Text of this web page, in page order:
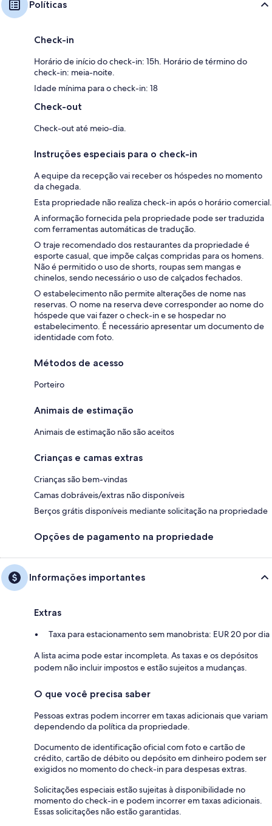
Políticas
Check-in
Horário de início do check-in: 15h. Horário de término do
check-in: meia-noite.
Idade mínima para o check-in: 18
Check-out
Check-out até meio-dia.
Instruções especiais para o check-in
A equipe da recepção vai receber os hóspedes no momento
da chegada.
Esta propriedade não realiza check-in após o horário comercial.
A informação fornecida pela propriedade pode ser traduzida
com ferramentas automáticas de tradução.
O traje recomendado dos restaurantes da propriedade é
esporte casual, que impõe calças compridas para os homens.
Não é permitido o uso de shorts, roupas sem mangas e
chinelos, sendo necessário o uso de calçados fechados.
O estabelecimento não permite alterações de nome nas
reservas. O nome na reserva deve corresponder ao nome do
hóspede que vai fazer o check-in e se hospedar no
estabelecimento. É necessário apresentar um documento de
identidade com foto.
Métodos de acesso
Porteiro
Animais de estimação
Animais de estimação não são aceitos
Crianças e camas extras
Crianças são bem-vindas
Camas dobráveis/extras não disponíveis
Berços grátis disponíveis mediante solicitação na propriedade
Opções de pagamento na propriedade
Informações importantes
Extras
Taxa para estacionamento sem manobrista: EUR 20 por dia
A lista acima pode estar incompleta. As taxas e os depósitos
podem não incluir impostos e estão sujeitos a mudanças.
O que você precisa saber
Pessoas extras podem incorrer em taxas adicionais que variam
dependendo da política da propriedade.
Documento de identificação oficial com foto e cartão de
crédito, cartão de débito ou depósito em dinheiro podem ser
exigidos no momento do check-in para despesas extras.
Solicitações especiais estão sujeitas à disponibilidade no
momento do check-in e podem incorrer em taxas adicionais.
Essas solicitações não estão garantidas.